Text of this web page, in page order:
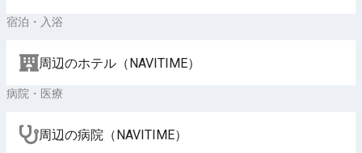
宿泊・入浴
周辺のホテル（NAVITIME）
病院・医療
周辺の病院（NAVITIME）